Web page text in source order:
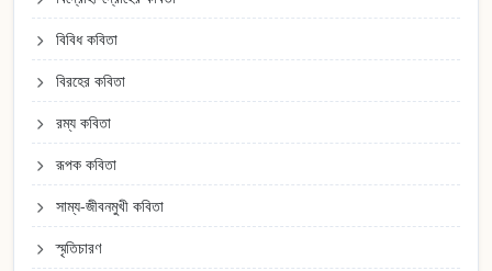
বিবিধ কবিতা
বিরহের কবিতা
রম্য কবিতা
রূপক কবিতা
সাম্য-জীবনমুখী কবিতা
স্মৃতিচারণ